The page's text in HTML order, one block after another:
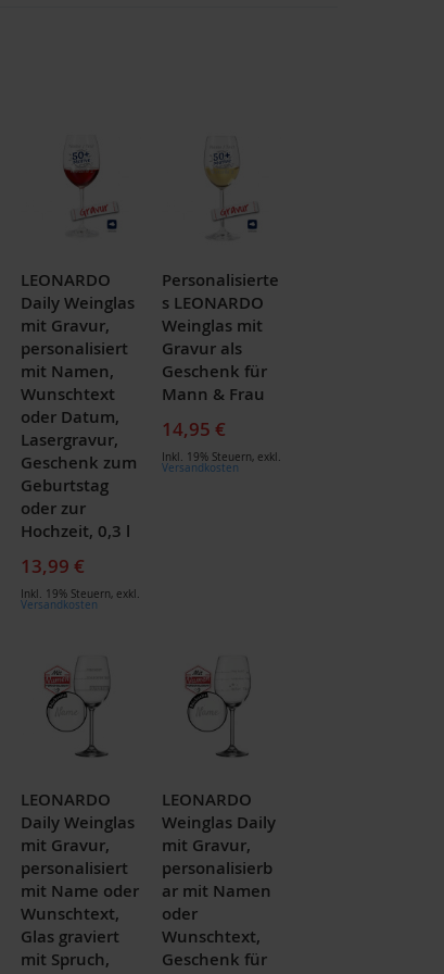
LEONARDO
Daily Weinglas
mit Gravur,
personalisiert
mit Namen,
Wunschtext
oder Datum,
Lasergravur,
Geschenk zum
Geburtstag
oder zur
Hochzeit, 0,3 l
13,99 €
Inkl. 19% Steuern, exkl.
Versandkosten
Personalisierte
s LEONARDO
Weinglas mit
Gravur als
Geschenk für
Mann & Frau
14,95 €
Inkl. 19% Steuern, exkl.
Versandkosten
LEONARDO
Daily Weinglas
mit Gravur,
personalisiert
mit Name oder
Wunschtext,
Glas graviert
mit Spruch,
LEONARDO
Weinglas Daily
mit Gravur,
personalisierb
ar mit Namen
oder
Wunschtext,
Geschenk für